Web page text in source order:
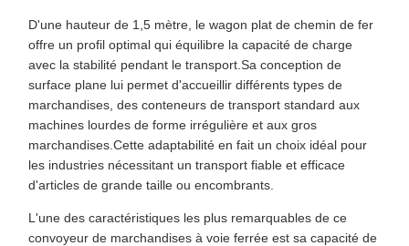
D'une hauteur de 1,5 mètre, le wagon plat de chemin de fer
offre un profil optimal qui équilibre la capacité de charge
avec la stabilité pendant le transport.Sa conception de
surface plane lui permet d'accueillir différents types de
marchandises, des conteneurs de transport standard aux
machines lourdes de forme irrégulière et aux gros
marchandises.Cette adaptabilité en fait un choix idéal pour
les industries nécessitant un transport fiable et efficace
d'articles de grande taille ou encombrants.
L'une des caractéristiques les plus remarquables de ce
convoyeur de marchandises à voie ferrée est sa capacité de